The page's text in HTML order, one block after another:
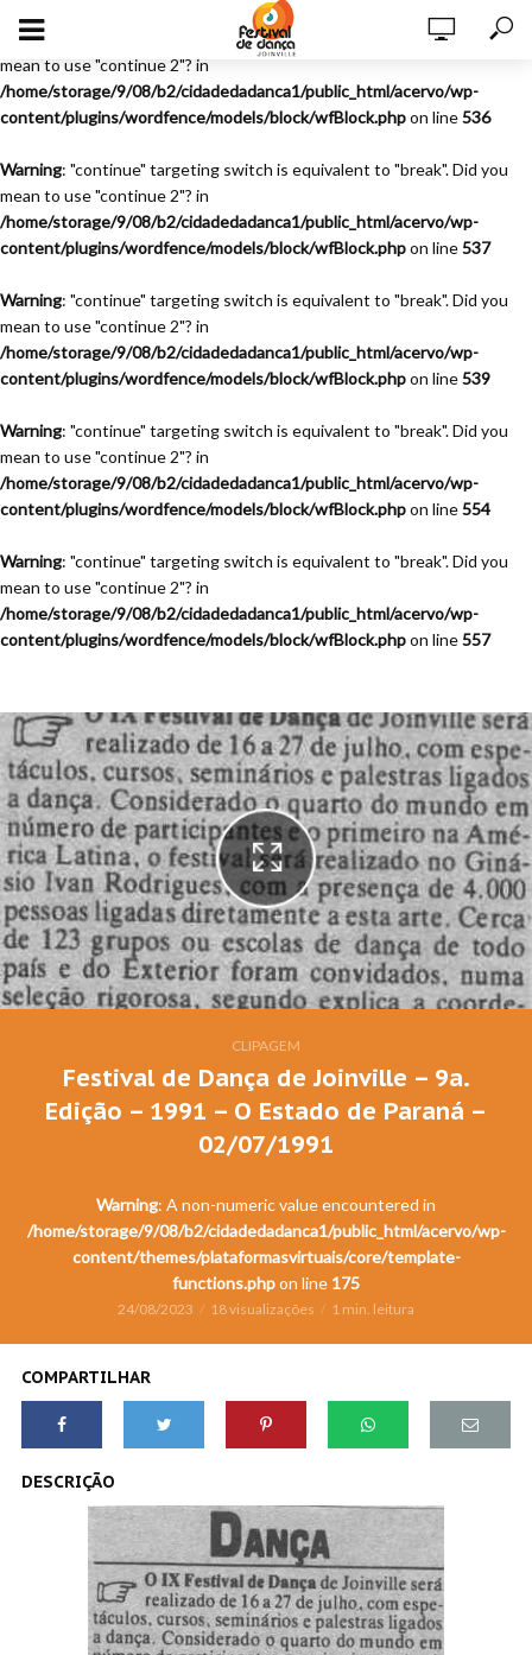
Warning
: "continue" targeting switch is equivalent to "break". Did you
mean to use "continue 2"? in
/home/storage/9/08/b2/cidadedadanca1/public_html/acervo/wp-
content/plugins/wordfence/models/block/wfBlock.phpon line536
Warning: "continue" targeting switch is equivalent to "break". Did you
mean to use "continue 2"? in
/home/storage/9/08/b2/cidadedadanca1/public_html/acervo/wp-
content/plugins/wordfence/models/block/wfBlock.phpon line537
Warning: "continue" targeting switch is equivalent to "break". Did you
mean to use "continue 2"? in
/home/storage/9/08/b2/cidadedadanca1/public_html/acervo/wp-
content/plugins/wordfence/models/block/wfBlock.phpon line539
Warning: "continue" targeting switch is equivalent to "break". Did you
mean to use "continue 2"? in
/home/storage/9/08/b2/cidadedadanca1/public_html/acervo/wp-
content/plugins/wordfence/models/block/wfBlock.phpon line554
Warning: "continue" targeting switch is equivalent to "break". Did you
mean to use "continue 2"? in
/home/storage/9/08/b2/cidadedadanca1/public_html/acervo/wp-
content/plugins/wordfence/models/block/wfBlock.phpon line557
LEAD Technologies Inc. V1.01
CLIPAGEM
Festival de Dança de Joinville – 9a.
Edição – 1991 – O Estado de Paraná –
02/07/1991
Warning: A non-numeric value encountered in
/home/storage/9/08/b2/cidadedadanca1/public_html/acervo/wp-
content/themes/plataformasvirtuais/core/template-
functions.phpon line 175
24/08/2023 18 visualizações 1 min. leitura
COMPARTILHAR
DESCRIÇÃO